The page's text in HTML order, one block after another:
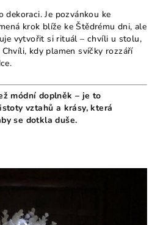
dekoraci. Je pozvánkou ke
krok blíže ke Štědrému dni, ale
vytvořit si rituál – chvíli u stolu,
kdy plamen svíčky rozzáří
módní doplněk – je to
vztahů a krásy, která
se dotkla duše.